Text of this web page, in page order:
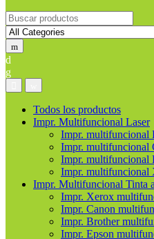
Buscar
productos
Todos los productos
Impr. Multifuncional Laser
Impr. multifuncional
Impr. multifuncional
Impr. multifuncional
Impr. multifuncional
Impr. Multifuncional Tinta
Impr. Xerox
Impr. Canon
Impr. Brother
Impr. Epson